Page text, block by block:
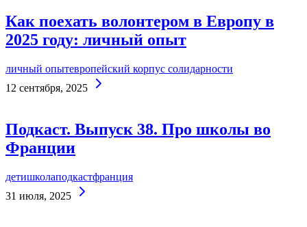
Как поехать волонтером в Европу в
2025 году: личный опыт
личный опытевропейский корпус солидарности
12 сентября, 2025
Подкаст. Выпуск 38. Про школы во
Франции
детишколаподкастфранция
31 июля, 2025